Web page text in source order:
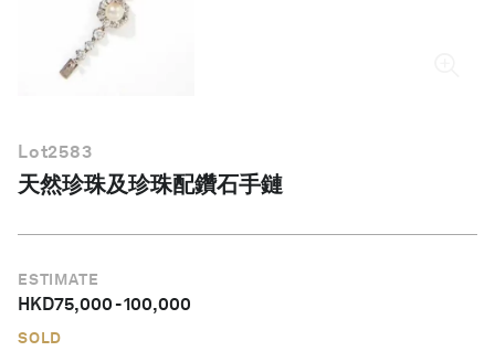
Lot2583
天然珍珠及珍珠配鑽石手鏈
ESTIMATE
HKD75,000-100,000
SOLD